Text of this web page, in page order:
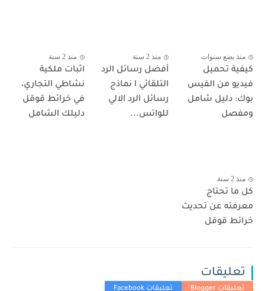
منذ بضع سنوات
كيفية تحميل
فيديو من الفيس
بوك: دليل شامل
ومفصل
منذ 2 سنة
أفضل رسائل الرد
التلقائي l نماذج
رسائل الرد الالي
للواتس...
منذ 2 سنة
اثبات ملكية
نشاطي التجاري،
في خرائط قوقل
دليلك الشامل
منذ 2 سنة
كل ما تحتاج
معرفته عن تحديث
خرائط قوقل
تعليقات